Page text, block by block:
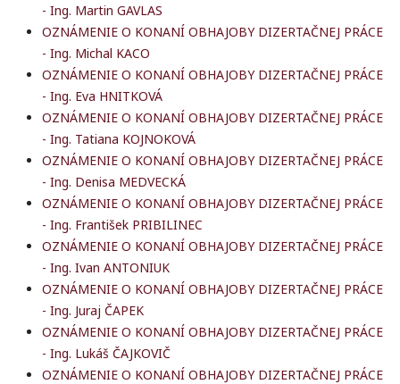
- Ing. Martin GAVLAS
OZNÁMENIE O KONANÍ OBHAJOBY DIZERTAČNEJ PRÁCE
- Ing. Michal KACO
OZNÁMENIE O KONANÍ OBHAJOBY DIZERTAČNEJ PRÁCE
- Ing. Eva HNITKOVÁ
OZNÁMENIE O KONANÍ OBHAJOBY DIZERTAČNEJ PRÁCE
- Ing. Tatiana KOJNOKOVÁ
OZNÁMENIE O KONANÍ OBHAJOBY DIZERTAČNEJ PRÁCE
- Ing. Denisa MEDVECKÁ
OZNÁMENIE O KONANÍ OBHAJOBY DIZERTAČNEJ PRÁCE
- Ing. František PRIBILINEC
OZNÁMENIE O KONANÍ OBHAJOBY DIZERTAČNEJ PRÁCE
- Ing. Ivan ANTONIUK
OZNÁMENIE O KONANÍ OBHAJOBY DIZERTAČNEJ PRÁCE
- Ing. Juraj ČAPEK
OZNÁMENIE O KONANÍ OBHAJOBY DIZERTAČNEJ PRÁCE
- Ing. Lukáš ČAJKOVIČ
OZNÁMENIE O KONANÍ OBHAJOBY DIZERTAČNEJ PRÁCE